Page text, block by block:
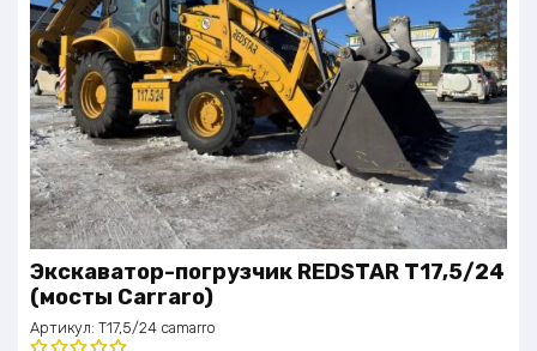
Экскаватор-погрузчик REDSTAR T17,5/24
(мосты Carraro)
Артикул: T17,5/24 camarro